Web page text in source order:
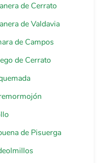
de Cerrato
de Valdavia
de Campos
de Cerrato
de Pisuerga